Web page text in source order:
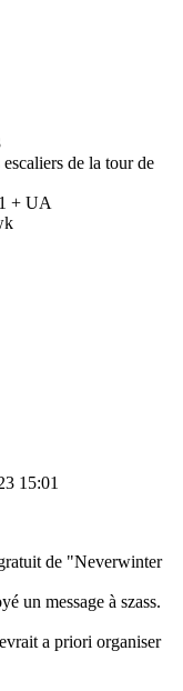
de la tour de
+ UA
15:01
de "Neverwinter
un message à szass.
a priori organiser